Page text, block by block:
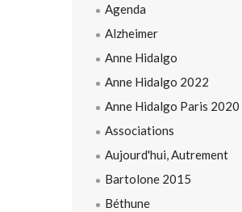
Agenda
Alzheimer
Anne Hidalgo
Anne Hidalgo 2022
Anne Hidalgo Paris 2020
Associations
Aujourd'hui, Autrement
Bartolone 2015
Béthune